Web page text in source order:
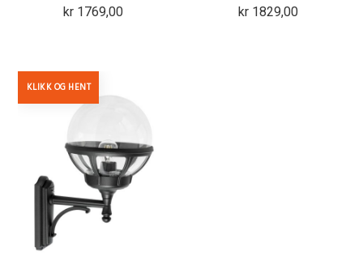
kr 1769,00 kr 1829,00
KLIKK OG HENT